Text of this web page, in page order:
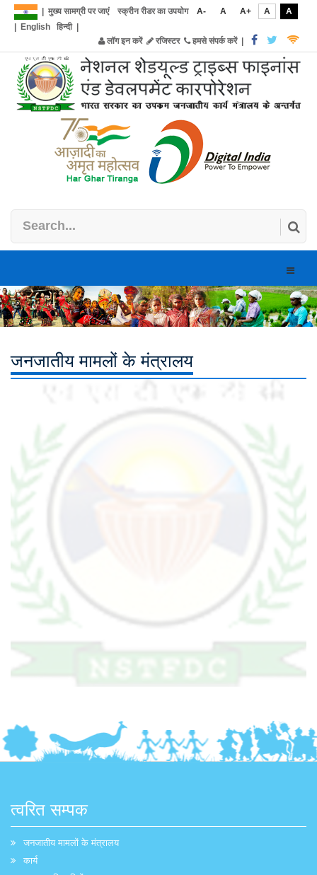
मुख्य सामग्री पर जाएं स्क्रीन रीडर का उपयोग A- A A+ A
A
English हिन्दी|
लॉग इन करें
रजिस्टर हमसे संपर्क करें|
Toggle
जनजातीय मामलों के मंत्रालय
त्वरित सम्पक
जनजातीय मामलों के मंत्रालय
कार्य